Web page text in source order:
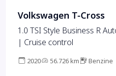
Volkswagen T-Cross
1.0 TSI Style Business R
| Cruise control
2020 56.726 km Benzine